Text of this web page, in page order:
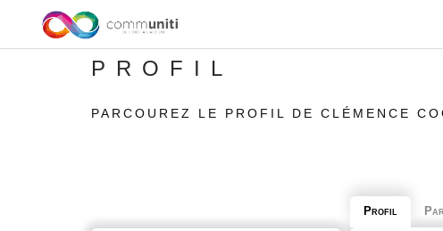
PROFIL
PARCOUREZ LE PROFIL DE CLÉMENCE
Profil